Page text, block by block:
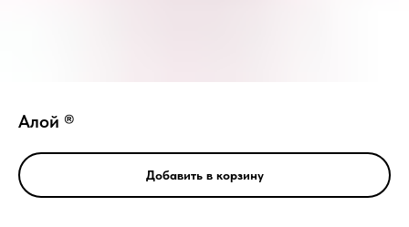
Алой ®
Добавить в корзину